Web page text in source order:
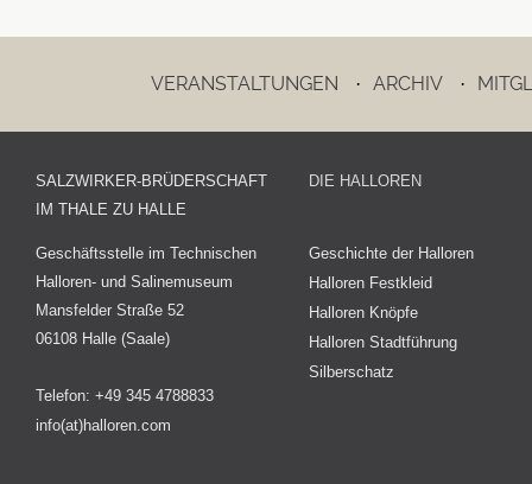
VERANSTALTUNGEN · ARCHIV ·
SALZWIRKER-BRÜDERSCHAFT
IM THALE ZU HALLE
Geschäftsstelle im Technischen
Halloren- und Salinemuseum
Mansfelder Straße 52
06108 Halle (Saale)
Telefon: +49 345 4788833
info(at)halloren.com
DIE HALLOREN
Geschichte der Halloren
Halloren Festkleid
Halloren Knöpfe
Halloren Stadtführung
Silberschatz